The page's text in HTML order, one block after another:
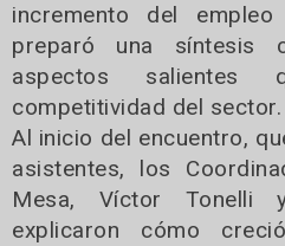
incremento del
preparó una síntesis
aspectos
competitividad del sector.
Al inicio del encuentro,
asistentes, los
Mesa, Víctor Tonelli
explicaron cómo